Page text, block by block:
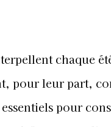
chaque
pour leur part,
pour